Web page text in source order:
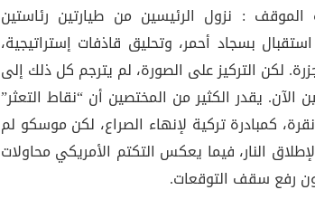
: نزول الرئيسين من طيارتين رئاستين
بسجاد أحمر، وتحليق قاذفات إستراتيجية،
لكن التركيز على الصورة، لم يترجم كل ذلك إلى
يقدر الكثير من المختصين أن “نقاط التعثر”
كمبادرة تركية لإنهاء الصراع، لكن موسكو لم
النار، فيما يعكس التكتم الأمريكي محاولات
رفع سقف التوقعات.